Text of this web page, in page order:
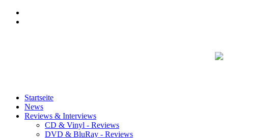
Startseite
News
Reviews & Interviews
CD & Vinyl - Reviews
DVD & BluRay - Reviews